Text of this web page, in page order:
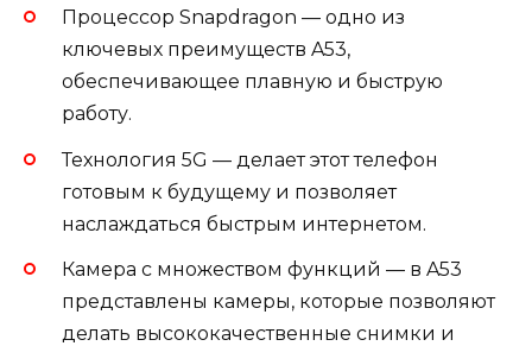
Процессор Snapdragon — одно из
ключевых преимуществ A53,
обеспечивающее плавную и быструю
работу.
Технология 5G — делает этот телефон
готовым к будущему и позволяет
наслаждаться быстрым интернетом.
Камера с множеством функций — в A53
представлены камеры, которые позволяют
делать высококачественные снимки и